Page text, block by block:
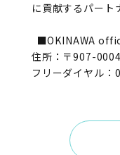
に貢献するパート
■OKINAWA
住所：〒907-
フリーダイヤル